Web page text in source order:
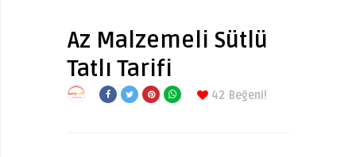
Az Malzemeli Sütlü
Tatlı Tarifi
42 Beğeni!